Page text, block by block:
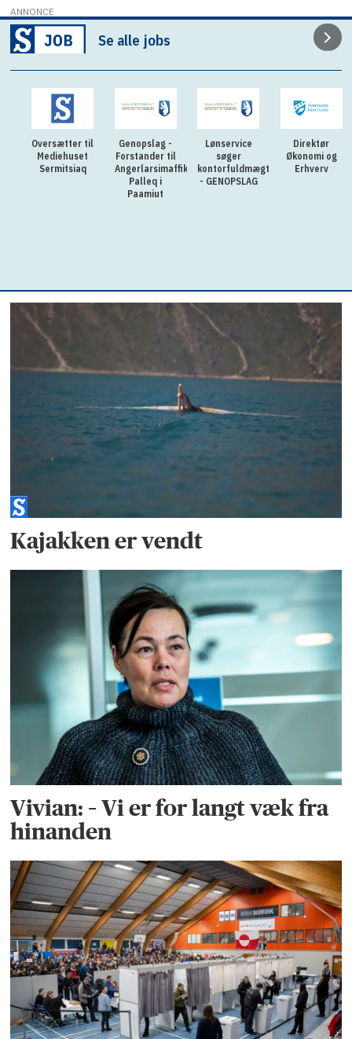
ANNONCE
Se alle jobs
Genopslag -
Forstander til
Angerlarsimaffik
Lønservice
søger
kontorfuldmægtig
- GENOPSLAG
Direktør
Økonomi og
Erhverv
til KTI - Jern
& Metal i
Kajakken er vendt
Vivian: – Vi er for langt væk fra
hinanden